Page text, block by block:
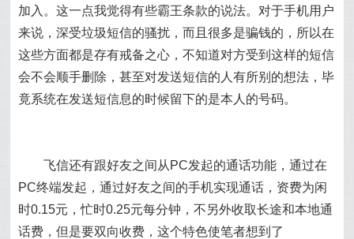
加入。这一点我觉得有些霸王条款的说法。对于手机用户
来说，深受垃圾短信的骚扰，而且很多是骗钱的，所以在
这些方面都是存有戒备之心，不知道对方受到这样的短信
会不会顺手删除，甚至对发送短信的人有所别的想法，毕
竟系统在发送短信息的时候留下的是本人的号码。
飞信还有跟好友之间从PC发起的通话功能，通过在
PC终端发起，通过好友之间的手机实现通话，资费为闲
时0.15元，忙时0.25元每分钟，不另外收取长途和本地通
话费，但是要双向收费，这个特色使笔者想到了